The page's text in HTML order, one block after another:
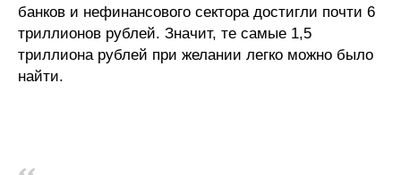
ЦДУ
Отрасли и регионы
банков и нефинансового сектора достигли почти 6
триллионов рублей. Значит, те самые 1,5
триллиона рублей при желании легко можно было
найти.